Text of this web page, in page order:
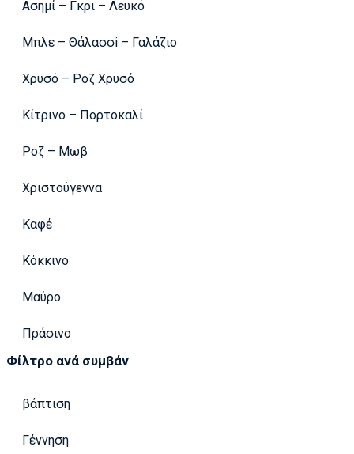
Ασημί – Γκρι – Λευκό
Μπλε – Θάλασσi – Γαλάζιο
Χρυσό – Ροζ Χρυσό
Κίτρινο – Πορτοκαλί
Ροζ – Μωβ
Χριστούγεννα
Καφέ
Κόκκινο
Μαύρο
Πράσινο
Φίλτρο ανά συμβάν
βάπτιση
Γέννηση